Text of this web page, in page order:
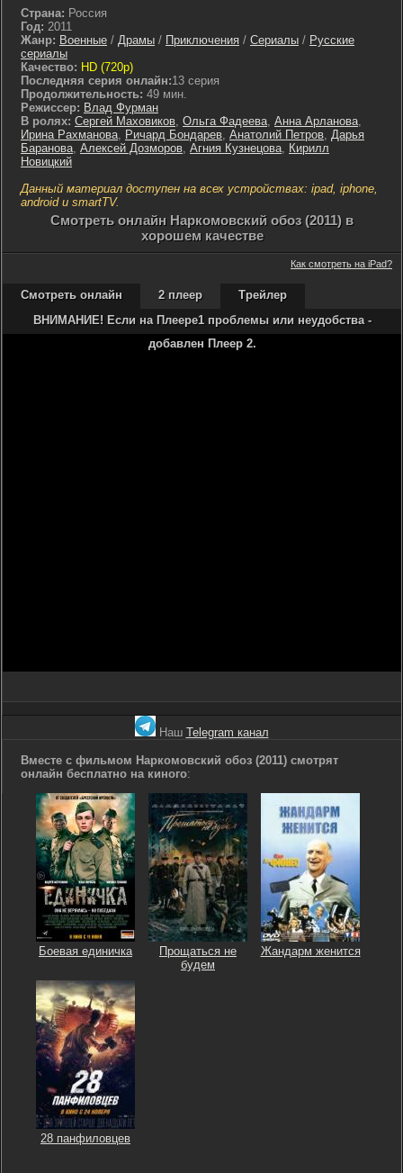
Страна: Россия
Год: 2011
Жанр: Военные / Драмы / Приключения / Сериалы / Русские
сериалы
Качество: HD (720p)
Последняя серия онлайн:13 серия
Продолжительность: 49 мин.
Режиссер: Влад Фурман
В ролях: Сергей Маховиков, Ольга Фадеева, Анна Арланова,
Ирина Рахманова, Ричард Бондарев, Анатолий Петров, Дарья
Баранова, Алексей Дозморов, Агния Кузнецова, Кирилл
Новицкий
Данный материал доступен на всех устройствах: ipad, iphone,
android и smartTV.
Cмотреть онлайн Наркомовский обоз (2011) в
хорошем качестве
Как смотреть на iPad?
Смотреть онлайн 2 плеер
Трейлер
ВНИМАНИЕ! Если на Плеере1 проблемы или неудобства -
добавлен Плеер 2.
Наш Telegram канал
Вместе с фильмом Наркомовский обоз (2011) смотрят
онлайн бесплатно на киного:
Боевая единичка
Прощаться не
будем
Жандарм женится
28 панфиловцев